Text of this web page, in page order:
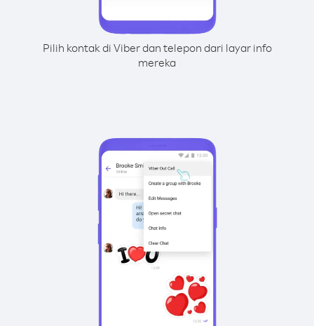
Pilih kontak di Viber dan telepon dari layar info
mereka